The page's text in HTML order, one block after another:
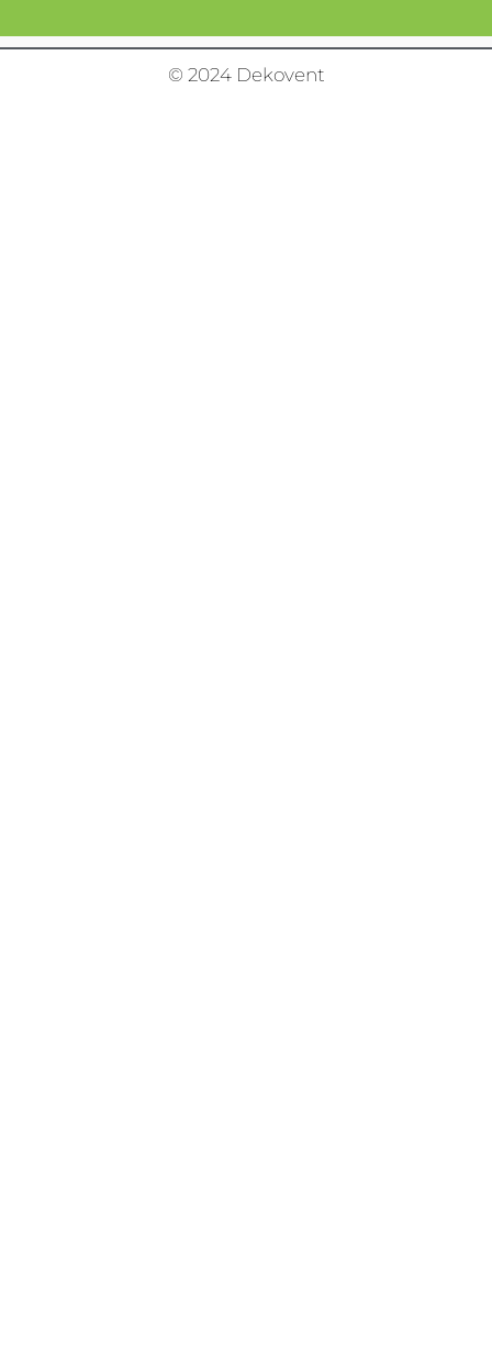
© 2024 Dekovent